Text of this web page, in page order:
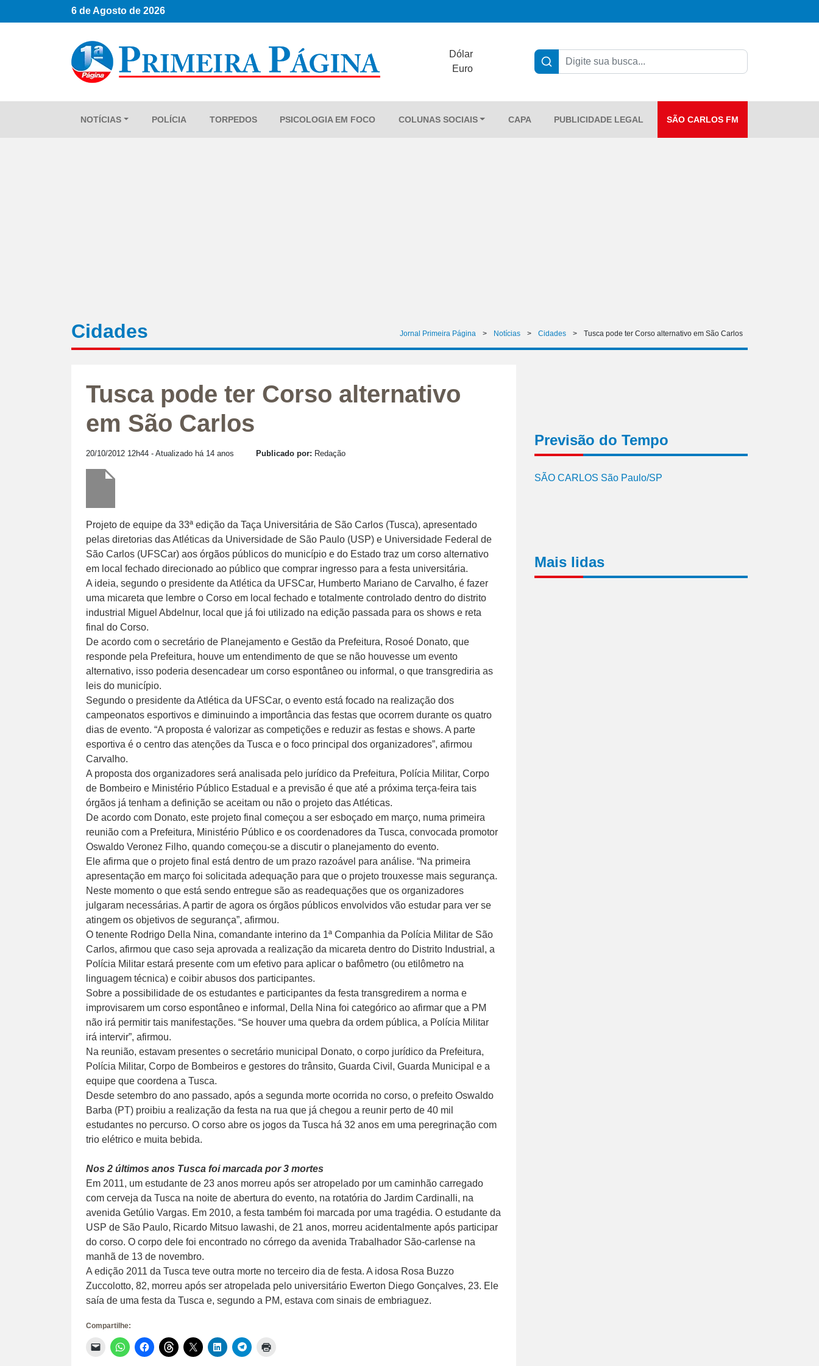
6 de Agosto de 2026
Dólar
Euro
NOTÍCIAS POLÍCIA TORPEDOS PSICOLOGIA EM FOCO COLUNAS SOCIAIS CAPA PUBLICIDADE LEGAL SÃO CARLOS FM
Cidades Jornal Primeira Página > Notícias > Cidades > Tusca pode ter Corso alternativo em São Carlos
Tusca pode ter Corso alternativo
em São Carlos
20/10/2012 12h44 - Atualizado há 14 anos Publicado por: Redação
Projeto de equipe da 33ª edição da Taça Universitária de São Carlos (Tusca), apresentado
pelas diretorias das Atléticas da Universidade de São Paulo (USP) e Universidade Federal de
São Carlos (UFSCar) aos órgãos públicos do município e do Estado traz um corso alternativo
em local fechado direcionado ao público que comprar ingresso para a festa universitária.
A ideia, segundo o presidente da Atlética da UFSCar, Humberto Mariano de Carvalho, é fazer
uma micareta que lembre o Corso em local fechado e totalmente controlado dentro do distrito
industrial Miguel Abdelnur, local que já foi utilizado na edição passada para os shows e reta
final do Corso.
De acordo com o secretário de Planejamento e Gestão da Prefeitura, Rosoé Donato, que
responde pela Prefeitura, houve um entendimento de que se não houvesse um evento
alternativo, isso poderia desencadear um corso espontâneo ou informal, o que transgrediria as
leis do município.
Segundo o presidente da Atlética da UFSCar, o evento está focado na realização dos
campeonatos esportivos e diminuindo a importância das festas que ocorrem durante os quatro
dias de evento. “A proposta é valorizar as competições e reduzir as festas e shows. A parte
esportiva é o centro das atenções da Tusca e o foco principal dos organizadores”, afirmou
Carvalho.
A proposta dos organizadores será analisada pelo jurídico da Prefeitura, Polícia Militar, Corpo
de Bombeiro e Ministério Público Estadual e a previsão é que até a próxima terça-feira tais
órgãos já tenham a definição se aceitam ou não o projeto das Atléticas.
De acordo com Donato, este projeto final começou a ser esboçado em março, numa primeira
reunião com a Prefeitura, Ministério Público e os coordenadores da Tusca, convocada promotor
Oswaldo Veronez Filho, quando começou-se a discutir o planejamento do evento.
Ele afirma que o projeto final está dentro de um prazo razoável para análise. “Na primeira
apresentação em março foi solicitada adequação para que o projeto trouxesse mais segurança.
Neste momento o que está sendo entregue são as readequações que os organizadores
julgaram necessárias. A partir de agora os órgãos públicos envolvidos vão estudar para ver se
atingem os objetivos de segurança”, afirmou.
O tenente Rodrigo Della Nina, comandante interino da 1ª Companhia da Polícia Militar de São
Carlos, afirmou que caso seja aprovada a realização da micareta dentro do Distrito Industrial, a
Polícia Militar estará presente com um efetivo para aplicar o bafômetro (ou etilômetro na
linguagem técnica) e coibir abusos dos participantes.
Sobre a possibilidade de os estudantes e participantes da festa transgredirem a norma e
improvisarem um corso espontâneo e informal, Della Nina foi categórico ao afirmar que a PM
não irá permitir tais manifestações. “Se houver uma quebra da ordem pública, a Polícia Militar
irá intervir”, afirmou.
Na reunião, estavam presentes o secretário municipal Donato, o corpo jurídico da Prefeitura,
Polícia Militar, Corpo de Bombeiros e gestores do trânsito, Guarda Civil, Guarda Municipal e a
equipe que coordena a Tusca.
Desde setembro do ano passado, após a segunda morte ocorrida no corso, o prefeito Oswaldo
Barba (PT) proibiu a realização da festa na rua que já chegou a reunir perto de 40 mil
estudantes no percurso. O corso abre os jogos da Tusca há 32 anos em uma peregrinação com
trio elétrico e muita bebida.
Nos 2 últimos anos Tusca foi marcada por 3 mortes
Em 2011, um estudante de 23 anos morreu após ser atropelado por um caminhão carregado
com cerveja da Tusca na noite de abertura do evento, na rotatória do Jardim Cardinalli, na
avenida Getúlio Vargas. Em 2010, a festa também foi marcada por uma tragédia. O estudante da
USP de São Paulo, Ricardo Mitsuo Iawashi, de 21 anos, morreu acidentalmente após participar
do corso. O corpo dele foi encontrado no córrego da avenida Trabalhador São-carlense na
manhã de 13 de novembro.
A edição 2011 da Tusca teve outra morte no terceiro dia de festa. A idosa Rosa Buzzo
Zuccolotto, 82, morreu após ser atropelada pelo universitário Ewerton Diego Gonçalves, 23. Ele
saía de uma festa da Tusca e, segundo a PM, estava com sinais de embriaguez.
Compartilhe:
Clique
para
Clique
para
Clique
para
Clique
para
Clique
para
Clique
para
Clique
para
Previsão do Tempo
SÃO CARLOS São Paulo/SP
Mais lidas